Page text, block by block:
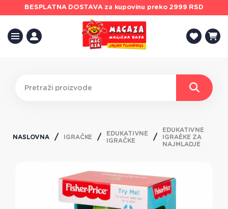
BESPLATNA DOSTAVAza kupovinu preko 2999 RSD
NASLOVNA IGRAČKE
EDUKATIVNE
IGRAČKE
EDUKATIVNE
IGRAÈKE ZA
NAJMLADJE